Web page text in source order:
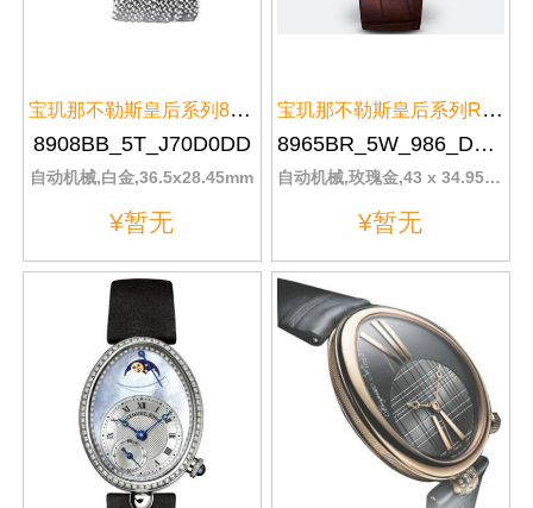
宝玑那不勒斯皇后系列8908BB/5T/J...
8908BB_5T_J70D0DD
自动机械,白金,36.5x28.45mm
¥暂无
宝玑那不勒斯皇后系列Reine de ...
8965BR_5W_986_DD0D
自动机械,玫瑰金,43 x 34.95mm
¥暂无